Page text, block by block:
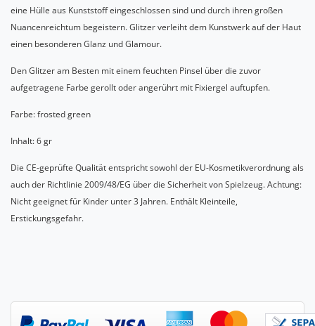
eine Hülle aus Kunststoff eingeschlossen sind und durch ihren großen
Nuancenreichtum begeistern. Glitzer verleiht dem Kunstwerk auf der Haut
einen besonderen Glanz und Glamour.
Den Glitzer am Besten mit einem feuchten Pinsel über die zuvor
aufgetragene Farbe gerollt oder angerührt mit Fixiergel auftupfen.
Farbe: frosted green
Inhalt: 6 gr
Die CE-geprüfte Qualität entspricht sowohl der EU-Kosmetikverordnung als
auch der Richtlinie 2009/48/EG über die Sicherheit von Spielzeug. Achtung:
Nicht geeignet für Kinder unter 3 Jahren. Enthält Kleinteile,
Erstickungsgefahr.